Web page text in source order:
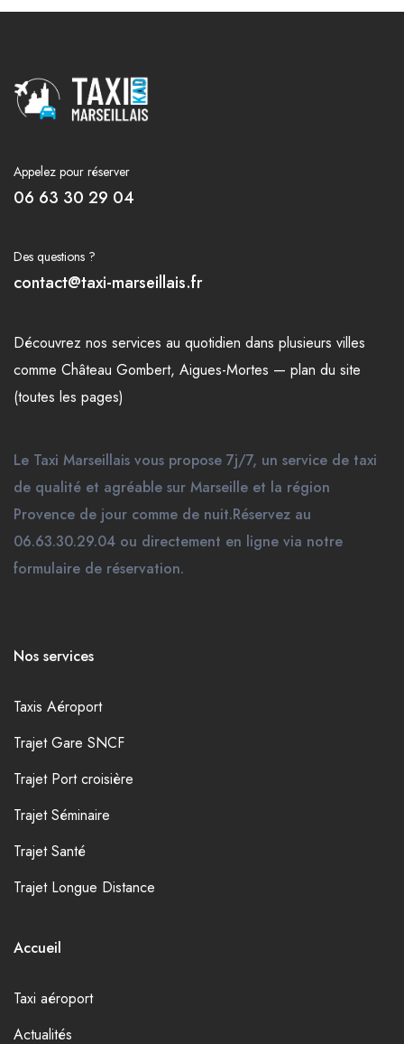
Appelez pour réserver
06 63 30 29 04
Des questions ?
contact@taxi-marseillais.fr
Découvrez nos services au quotidien dans plusieurs villes
comme Château Gombert, Aigues-Mortes — plan du site
(toutes les pages)
Le Taxi Marseillais vous propose 7j/7, un service de taxi
de qualité et agréable sur Marseille et la région
Provence de jour comme de nuit.Réservez au
06.63.30.29.04 ou directement en ligne via notre
formulaire de réservation.
Nos services
Taxis Aéroport
Trajet Gare SNCF
Trajet Port croisière
Trajet Séminaire
Trajet Santé
Trajet Longue Distance
Accueil
Taxi aéroport
Actualités